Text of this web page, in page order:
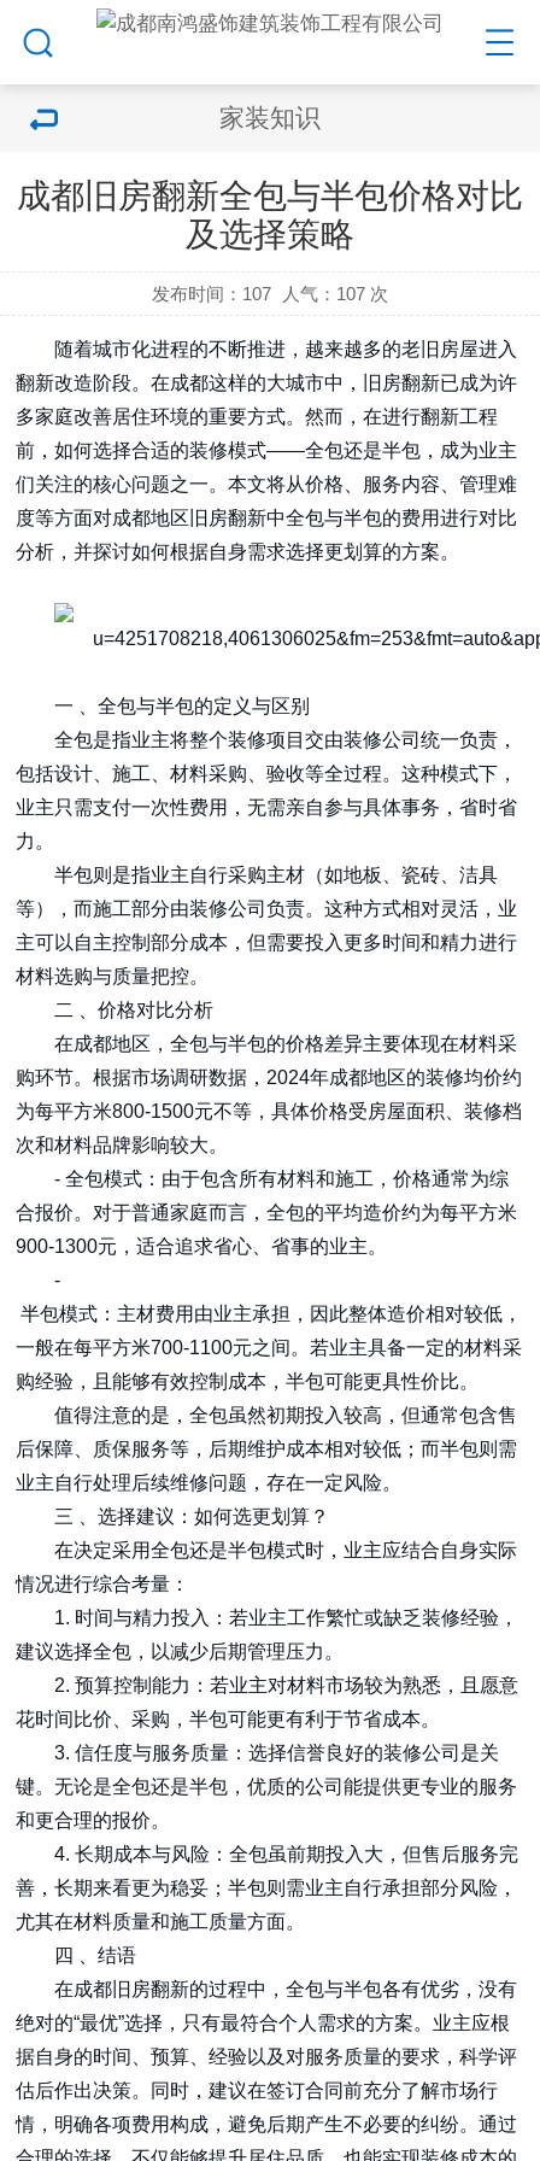
家装知识
成都旧房翻新全包与半包价格对比
及选择策略
发布时间：107 人气： 107 次
随着城市化进程的不断推进，越来越多的老旧房屋进入
翻新改造阶段。在成都这样的大城市中，旧房翻新已成为许
多家庭改善居住环境的重要方式。然而，在进行翻新工程
前，如何选择合适的装修模式——全包还是半包，成为业主
们关注的核心问题之一。本文将从价格、服务内容、管理难
度等方面对成都地区旧房翻新中全包与半包的费用进行对比
分析，并探讨如何根据自身需求选择更划算的方案。
一 、全包与半包的定义与区别
全包是指业主将整个装修项目交由装修公司统一负责，
包括设计、施工、材料采购、验收等全过程。这种模式下，
业主只需支付一次性费用，无需亲自参与具体事务，省时省
力。
半包则是指业主自行采购主材（如地板、瓷砖、洁具
等），而施工部分由装修公司负责。这种方式相对灵活，业
主可以自主控制部分成本，但需要投入更多时间和精力进行
材料选购与质量把控。
二 、价格对比分析
在成都地区，全包与半包的价格差异主要体现在材料采
购环节。根据市场调研数据，2024年成都地区的装修均价约
为每平方米800-1500元不等，具体价格受房屋面积、装修档
次和材料品牌影响较大。
- 全包模式：由于包含所有材料和施工，价格通常为综
合报价。对于普通家庭而言，全包的平均造价约为每平方米
900-1300元，适合追求省心、省事的业主。
-
半包模式：主材费用由业主承担，因此整体造价相对较低，
一般在每平方米700-1100元之间。若业主具备一定的材料采
购经验，且能够有效控制成本，半包可能更具性价比。
值得注意的是，全包虽然初期投入较高，但通常包含售
后保障、质保服务等，后期维护成本相对较低；而半包则需
业主自行处理后续维修问题，存在一定风险。
三 、选择建议：如何选更划算？
在决定采用全包还是半包模式时，业主应结合自身实际
情况进行综合考量：
1. 时间与精力投入：若业主工作繁忙或缺乏装修经验，
建议选择全包，以减少后期管理压力。
2. 预算控制能力：若业主对材料市场较为熟悉，且愿意
花时间比价、采购，半包可能更有利于节省成本。
3. 信任度与服务质量：选择信誉良好的装修公司是关
键。无论是全包还是半包，优质的公司能提供更专业的服务
和更合理的报价。
4. 长期成本与风险：全包虽前期投入大，但售后服务完
善，长期来看更为稳妥；半包则需业主自行承担部分风险，
尤其在材料质量和施工质量方面。
四 、结语
在成都旧房翻新的过程中，全包与半包各有优劣，没有
绝对的“最优”选择，只有最符合个人需求的方案。业主应根
据自身的时间、预算、经验以及对服务质量的要求，科学评
估后作出决策。同时，建议在签订合同前充分了解市场行
情，明确各项费用构成，避免后期产生不必要的纠纷。通过